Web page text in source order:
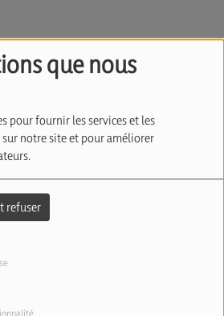
que nous
pour fournir les services et les
notre site et pour améliorer
refuser
Forest, une cérémonie avait
Kichka, survivant de la